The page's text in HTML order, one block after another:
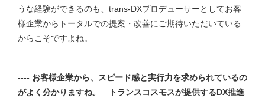
うな経験ができるのも、trans-DXプロデューサーとしてお客
様企業からトータルでの提案・改善にご期待いただいている
からこそですよね。
---- お客様企業から、スピード感と実行力を求められているの
がよく分かりますね。 トランスコスモスが提供するDX推進